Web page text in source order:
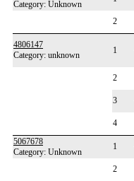
Category: Unknown
2
4806147
Category: unknown
1
2
3
4
5067678
Category: Unknown
1
2